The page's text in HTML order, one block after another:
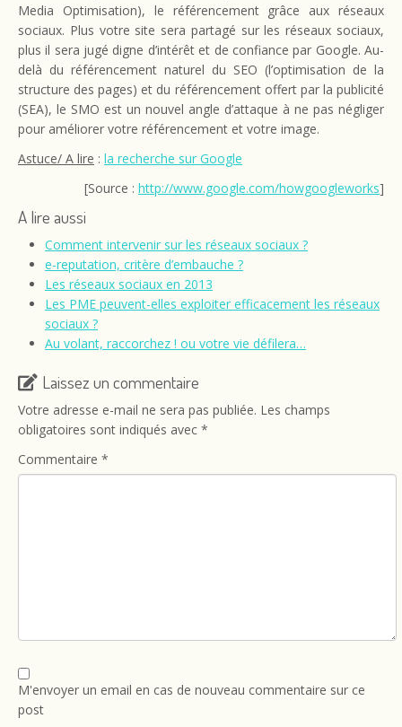
Media Optimisation), le référencement grâce aux réseaux
sociaux. Plus votre site sera partagé sur les réseaux sociaux,
plus il sera jugé digne d’intérêt et de confiance par Google. Au-
delà du référencement naturel du SEO (l’optimisation de la
structure des pages) et du référencement offert par la publicité
(SEA), le SMO est un nouvel angle d’attaque à ne pas négliger
pour améliorer votre référencement et votre image.
Astuce/ A lire : la recherche sur Google
[Source : http://www.google.com/howgoogleworks]
A lire aussi
Comment intervenir sur les réseaux sociaux ?
e-reputation, critère d’embauche ?
Les réseaux sociaux en 2013
Les PME peuvent-elles exploiter efficacement les réseaux
sociaux ?
Au volant, raccorchez ! ou votre vie défilera…
Laissez un commentaire
Votre adresse e-mail ne sera pas publiée. Les champs
obligatoires sont indiqués avec *
Commentaire *
M'envoyer un email en cas de nouveau commentaire sur ce
post